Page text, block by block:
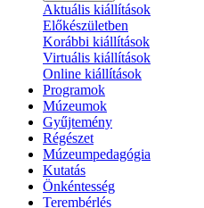
Aktuális kiállítások
Előkészületben
Korábbi kiállítások
Virtuális kiállítások
Online kiállítások
Programok
Múzeumok
Gyűjtemény
Régészet
Múzeumpedagógia
Kutatás
Önkéntesség
Terembérlés